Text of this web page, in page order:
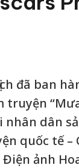
đã ban
truyện
nhân dân
quốc tế –
ảnh